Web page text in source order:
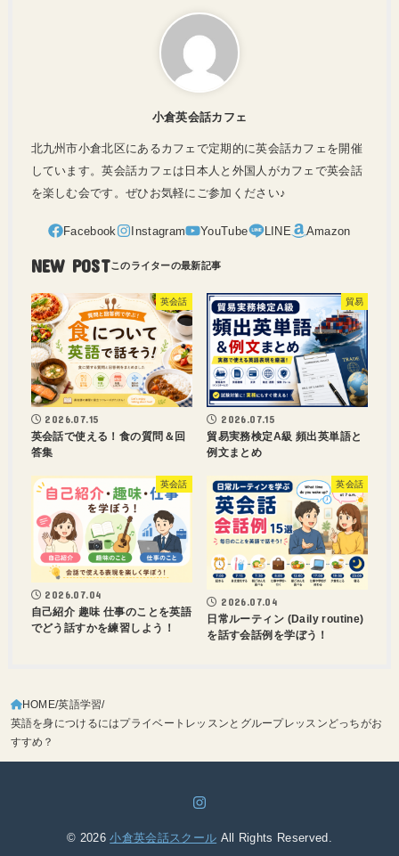
小倉英会話カフェ
北九州市小倉北区にあるカフェで定期的に英会話カフェを開催
しています。英会話カフェは日本人と外国人がカフェで英会話
を楽しむ会です。ぜひお気軽にご参加ください♪
NEW POST
英会話
2026.07.15
英会話で使える！食の質問＆回
答集
貿易
2026.07.15
貿易実務検定A級 頻出英単語と
例文まとめ
英会話
2026.07.04
自己紹介 趣味 仕事のことを英語
でどう話すかを練習しよう！
英会話
2026.07.04
日常ルーティン (Daily routine)
を話す会話例を学ぼう！
HOME 英語学習
英語を身につけるにはプライベートレッスンとグループレッスンどっちがお
すすめ？
© 2026小倉英会話スクール All Rights Reserved.